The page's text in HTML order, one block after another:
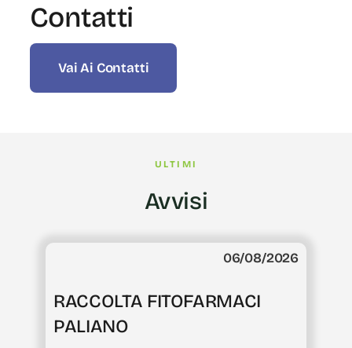
Contatti
Vai Ai Contatti
ULTIMI
Avvisi
06/08/2026
RACCOLTA FITOFARMACI
PALIANO